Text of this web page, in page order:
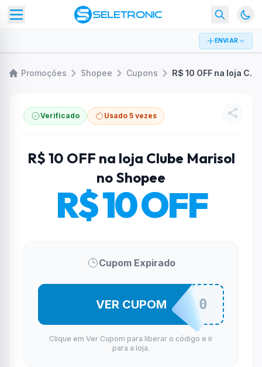
ENVIAR
Promoções Shopee Cupons R$ 10 OFF na loja Clube Marisol no Shopee
Verificado Usado 5 vezes
R$ 10 OFF na loja Clube Marisol
no Shopee
R$ 10 OFF
Cupom Expirado
CLUB10
VER CUPOM
Clique em Ver Cupom para liberar o código e ir
para a loja.